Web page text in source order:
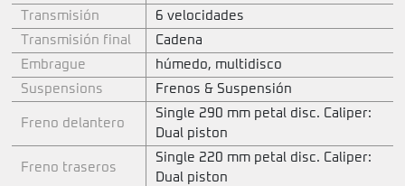
Transmisión
6 velocidades
Transmisión final
Cadena
Embrague
húmedo, multidisco
Suspensions
Frenos & Suspensión
Freno delantero
Single 290 mm petal disc. Caliper:
Dual piston
Freno traseros
Single 220 mm petal disc. Caliper:
Dual piston